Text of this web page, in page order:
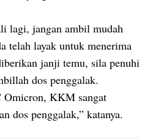
lagi, jangan ambil mudah
telah layak untuk menerima
janji temu, sila penuhi
dos penggalak.
Omicron, KKM sangat
dos penggalak,” katanya.